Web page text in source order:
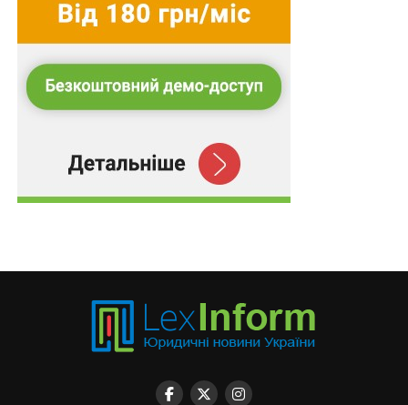
призначених відповідно до Закону «Про
пенсійне…
Ветеранів прийматимуть першочергово у
закладах охорони здоров’я
Неотриману загиблим військовослужбовцем
Підсанкційних осіб не допускатимуть до
відбору членів Нацради з телебачення і
Три шляхи координації використання грантів на
профілактику та протидію ВІЛ/СНІДу
НЕ ПРОПУСТІТЬ
тимчасового захисту в ЄС можна обговорити